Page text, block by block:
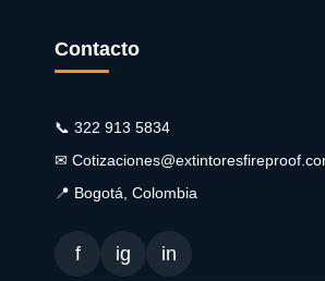
Contacto
📞 322 913 5834
✉
📍 Bogotá, Colombia
f ig in